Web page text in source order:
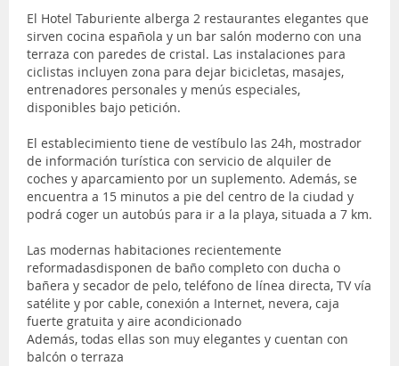
El Hotel Taburiente alberga 2 restaurantes elegantes que
sirven cocina española y un bar salón moderno con una
terraza con paredes de cristal. Las instalaciones para
ciclistas incluyen zona para dejar bicicletas, masajes,
entrenadores personales y menús especiales,
disponibles bajo petición.
El establecimiento tiene de vestíbulo las 24h, mostrador
de información turística con servicio de alquiler de
coches y aparcamiento por un suplemento. Además, se
encuentra a 15 minutos a pie del centro de la ciudad y
podrá coger un autobús para ir a la playa, situada a 7 km.
Las modernas habitaciones recientemente
reformadasdisponen de baño completo con ducha o
bañera y secador de pelo, teléfono de línea directa, TV vía
satélite y por cable, conexión a Internet, nevera, caja
fuerte gratuita y aire acondicionado
Además, todas ellas son muy elegantes y cuentan con
balcón o terraza